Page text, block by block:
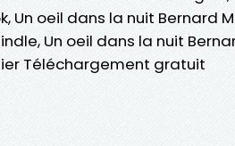
Un oeil dans la nuit Bernard
Un oeil dans la nuit
Téléchargement gratuit